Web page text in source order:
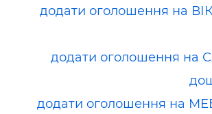
додати оголошення на
додати оголошення на
додати оголошення на